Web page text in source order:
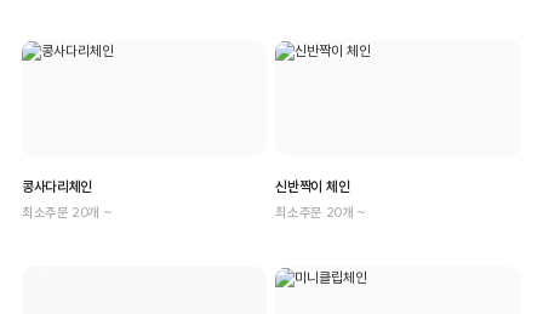
콩사다리체인
최소주문 20개 ~
신반짝이 체인
최소주문 20개 ~